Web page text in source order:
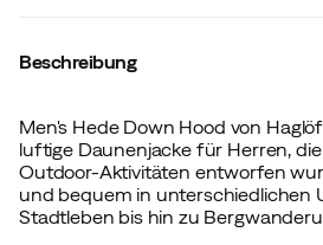
Beschreibung
Men's Hede Down Hood von
luftige Daunenjacke für Herren,
Outdoor-Aktivitäten entworfen
und bequem in unterschiedlichen
Stadtleben bis hin zu